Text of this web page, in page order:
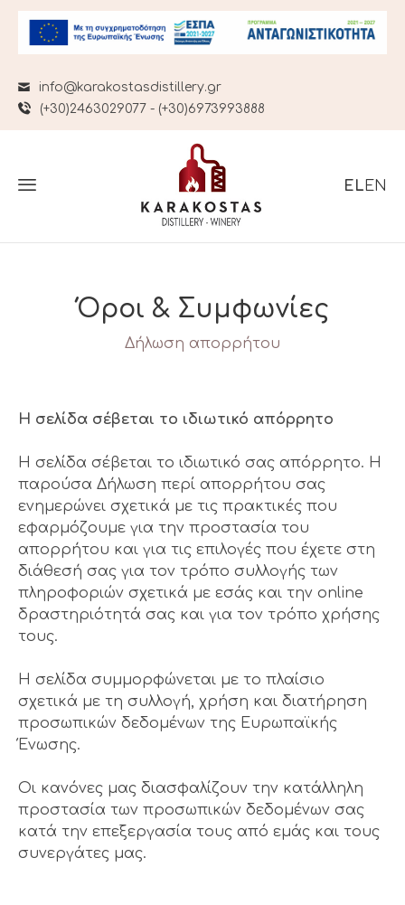
info@karakostasdistillery.gr
(+30)2463029077 - (+30)6973993888
EL EN
Όροι & Συμφωνίες
Δήλωση απορρήτου
Η σελίδα σέβεται το ιδιωτικό απόρρητο
Η σελίδα σέβεται το ιδιωτικό σας απόρρητο. Η
παρούσα Δήλωση περί απορρήτου σας
ενημερώνει σχετικά με τις πρακτικές που
εφαρμόζουμε για την προστασία του
απορρήτου και για τις επιλογές που έχετε στη
διάθεσή σας για τον τρόπο συλλογής των
πληροφοριών σχετικά με εσάς και την online
δραστηριότητά σας και για τον τρόπο χρήσης
τους.
Η σελίδα συμμορφώνεται με το πλαίσιο
σχετικά με τη συλλογή, χρήση και διατήρηση
προσωπικών δεδομένων της Ευρωπαϊκής
Ένωσης.
Οι κανόνες μας διασφαλίζουν την κατάλληλη
προστασία των προσωπικών δεδομένων σας
κατά την επεξεργασία τους από εμάς και τους
συνεργάτες μας.